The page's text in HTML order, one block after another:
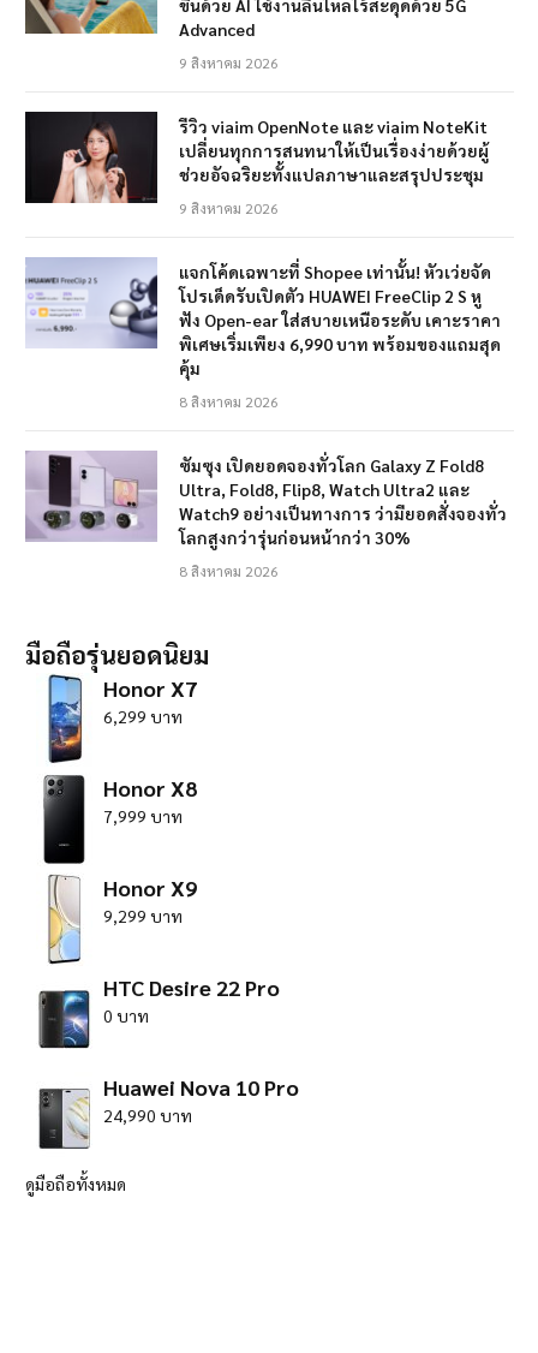
ขึ้นด้วย AI ใช้งานลื่นไหลไร้สะดุดด้วย 5G
Advanced
9 สิงหาคม 2026
รีวิว viaim OpenNote และ viaim NoteKit
เปลี่ยนทุกการสนทนาให้เป็นเรื่องง่ายด้วยผู้
ช่วยอัจฉริยะทั้งแปลภาษาและสรุปประชุม
9 สิงหาคม 2026
แจกโค้ดเฉพาะที่ Shopee เท่านั้น! หัวเว่ยจัด
โปรเด็ดรับเปิดตัว HUAWEI FreeClip 2 S หู
ฟัง Open-ear ใส่สบายเหนือระดับ เคาะราคา
พิเศษเริ่มเพียง 6,990 บาท พร้อมของแถมสุด
คุ้ม
8 สิงหาคม 2026
ซัมซุง เปิดยอดจองทั่วโลก Galaxy Z Fold8
Ultra, Fold8, Flip8, Watch Ultra2 และ
Watch9 อย่างเป็นทางการ ว่ามียอดสั่งจองทั่ว
โลกสูงกว่ารุ่นก่อนหน้ากว่า 30%
8 สิงหาคม 2026
มือถือรุ่นยอดนิยม
Honor X7
6,299 บาท
Honor X8
7,999 บาท
Honor X9
9,299 บาท
HTC Desire 22 Pro
0 บาท
Huawei Nova 10 Pro
24,990 บาท
ดูมือถือทั้งหมด